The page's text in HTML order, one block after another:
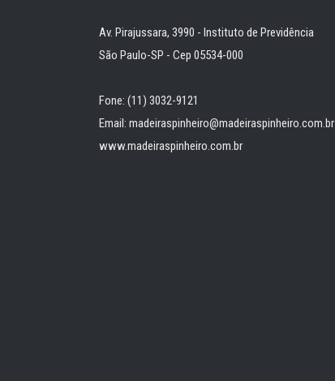
Av. Pirajussara, 3990 - Instituto de Previdência
São Paulo-SP - Cep 05534-000
Fone: (11) 3032-9121
Email: madeiraspinheiro@madeiraspinheiro.com.br
www.madeiraspinheiro.com.br